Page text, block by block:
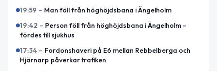
19:59 – Man föll från höghöjdsbana i Ängelholm
19:42 – Person föll från höghöjdsbana i Ängelholm –
fördes till sjukhus
17:34 – Fordonshaveri på E6 mellan Rebbelberga och
Hjärnarp påverkar trafiken